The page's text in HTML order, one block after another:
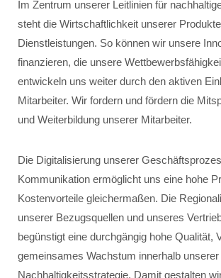
Im Zentrum unserer Leitlinien für
steht die Wirtschaftlichkeit unserer
Dienstleistungen. So können wir unsere
finanzieren, die unsere
entwickeln uns weiter durch den aktiven
Mitarbeiter. Wir fordern und fördern die
und Weiterbildung unserer Mitarbeiter.
Die Digitalisierung unserer
Kommunikation ermöglicht uns eine hohe
Kostenvorteile gleichermaßen. Die
unserer Bezugsquellen und unseres
begünstigt eine durchgängig hohe Qualität,
gemeinsames Wachstum innerhalb unserer
Nachhaltigkeitsstrategie. Damit gestalten